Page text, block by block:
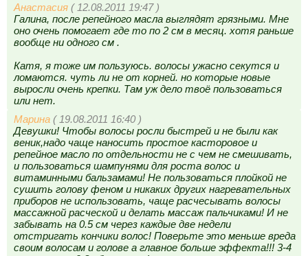
Анастасия ( 12.08.2011 19:47 )
Галина, после репейного масла выглядят грязными. Мне
оно очень помогает где то по 2 см в месяц. хотя раньше
вообще ни одного см .
Катя, я тоже им пользуюсь. волосы ужасно секутся и
ломаются. чуть ли не от корней. но которые новые
выросли очень крепки. Там уж дело твоё пользоваться
или нет.
Марина ( 19.08.2011 16:40 )
Девушки! Чтобы волосы росли быстрей и не были как
веник,надо чаще наносить простое касторовое и
репейное масло по отдельности не с чем не смешивать,
и пользоваться шампунями для роста волос и
витаминными бальзамами! Не пользоваться плойкой не
сушить голову феном и никаких других нагревательных
приборов не использовать, чаще расчесывать волосы
массажной расческой и делать массаж пальчиками! И не
забывать на 0.5 см через каждые две недели
отстригать кончики волос! Поверьте это меньше вреда
своим волосам и голове а главное больше эффекта!!! 3-4